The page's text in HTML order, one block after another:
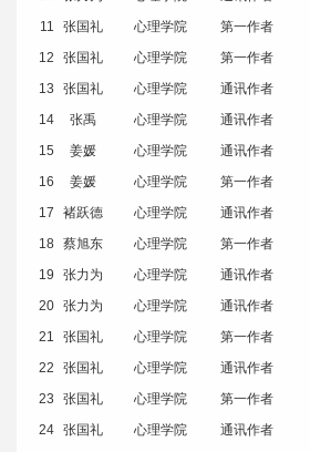
11
张国礼 心理学院 第一作者
12
张国礼 心理学院 第一作者
13
张国礼 心理学院 通讯作者
14
张禹 心理学院 通讯作者
15
姜媛 心理学院 通讯作者
16
姜媛 心理学院 第一作者
17
褚跃德 心理学院 通讯作者
18
蔡旭东 心理学院 第一作者
19
张力为 心理学院 通讯作者
20 张力为 心理学院 通讯作者
21
张国礼 心理学院 第一作者
22
张国礼 心理学院 通讯作者
23
张国礼 心理学院 第一作者
24 张国礼 心理学院 通讯作者